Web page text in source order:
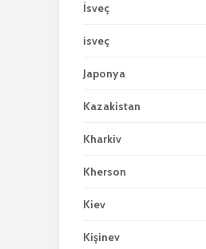
İsveç
isveç
Japonya
Kazakistan
Kharkiv
Kherson
Kiev
Kişinev